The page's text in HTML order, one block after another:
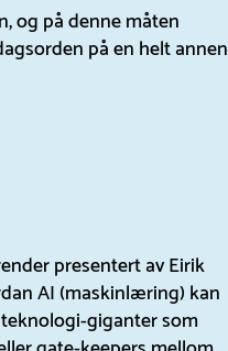
og på denne måten
på en helt annen
presentert av Eirik
AI (maskinlæring) kan
giganter som